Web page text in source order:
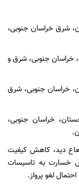
شرق خراسان جنوبی،
خراسان جنوبی، شرق و
خراسان جنوبی، شرق
و بلوچستان، خراسان جنوبی،
دید، کاهش کیفیت
خسارت به تاسیسات
لغو پرواز.